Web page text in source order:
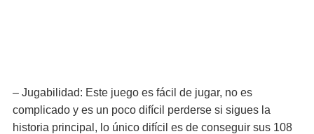
– Jugabilidad: Este juego es fácil de jugar, no es
complicado y es un poco difícil perderse si sigues la
historia principal, lo único difícil es de conseguir sus 108